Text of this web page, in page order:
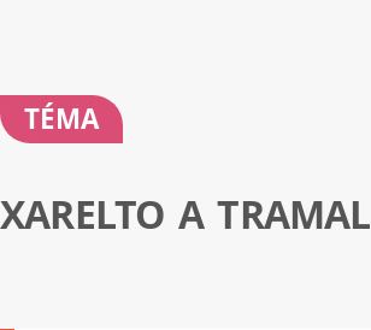
TÉMA
XARELTO A TRAMAL